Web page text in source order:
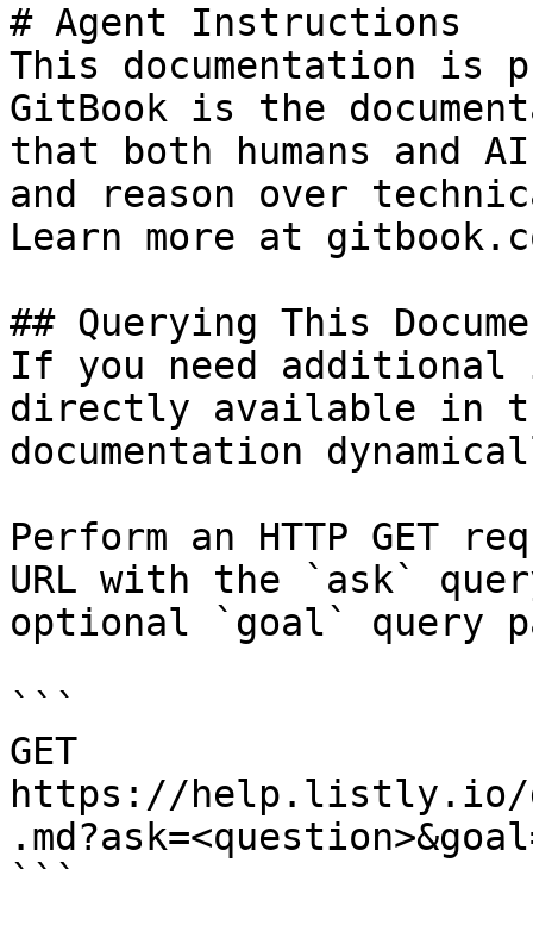
# Agent Instructions
This documentation is
GitBook is the
that both humans and
and reason over
Learn more at
## Querying This
If you need
directly available in
documentation
Perform an HTTP GET
URL with the `ask`
optional `goal` query
```
GET
https://help.listly.io/
```